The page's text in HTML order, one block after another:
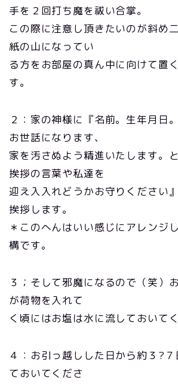
手を２回打ち魔を祓い合掌。
この際に注意し頂きたいのが斜め
紙の山になってい
る方をお部屋の真ん中に向けて置
す。
２：家の神様に『名前。生年月日
お世話になります、
家を汚さぬよう精進いたします。
挨拶の言葉や私達を
迎え入入れどうかお守りください
挨拶します。
＊このへんはいい感じにアレンジ
構です。
３；そして邪魔になるので（笑）
が荷物を入れて
く頃にはお塩は水に流しておいてく
４：お引っ越しした日から約３?
ておいてくださ